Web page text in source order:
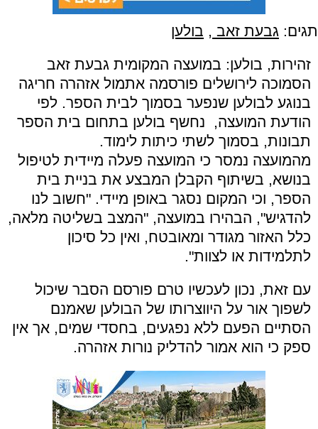
תגים: גבעת זאב , בולען
זהירות, בולען: במועצה המקומית גבעת זאב
הסמוכה לירושלים פורסמה אתמול אזהרה חריגה
בנוגע לבולען שנפער בסמוך לבית הספר. לפי
הודעת המועצה, נחשף בולען בתחום בית הספר
תבונות, בסמוך לשתי כיתות לימוד.
מהמועצה נמסר כי המועצה פעלה מיידית לטיפול
בנושא, בשיתוף הקבלן המבצע את בניית בית
הספר, וכי המקום נסגר באופן מיידי. "חשוב לנו
להדגיש", הבהירו במועצה, "המצב בשליטה מלאה,
כלל האזור מגודר ומאובטח, ואין כל סיכון
לתלמידות או לצוות".
עם זאת, נכון לעכשיו טרם פורסם הסבר שיכול
לשפוך אור על היווצרותו של הבולען שאמנם
הסתיים הפעם ללא נפגעים, בחסדי שמים, אך אין
ספק כי הוא אמור להדליק נורות אזהרה.